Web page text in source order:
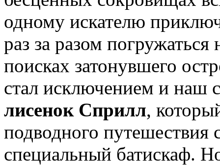
одному искателю
раз за разом
поисках затонувшего
стал исключением и наш
лисенок Сприлл,
подводного путешествия
специальный батискаф.